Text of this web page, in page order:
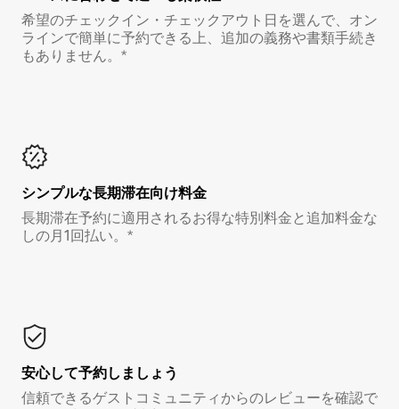
希望のチェックイン・チェックアウト日を選んで、オン
ラインで簡単に予約できる上、追加の義務や書類手続き
もありません。*
シンプルな長期滞在向け料金
長期滞在予約に適用されるお得な特別料金と追加料金な
しの月1回払い。*
安心して予約しましょう
信頼できるゲストコミュニティからのレビューを確認で